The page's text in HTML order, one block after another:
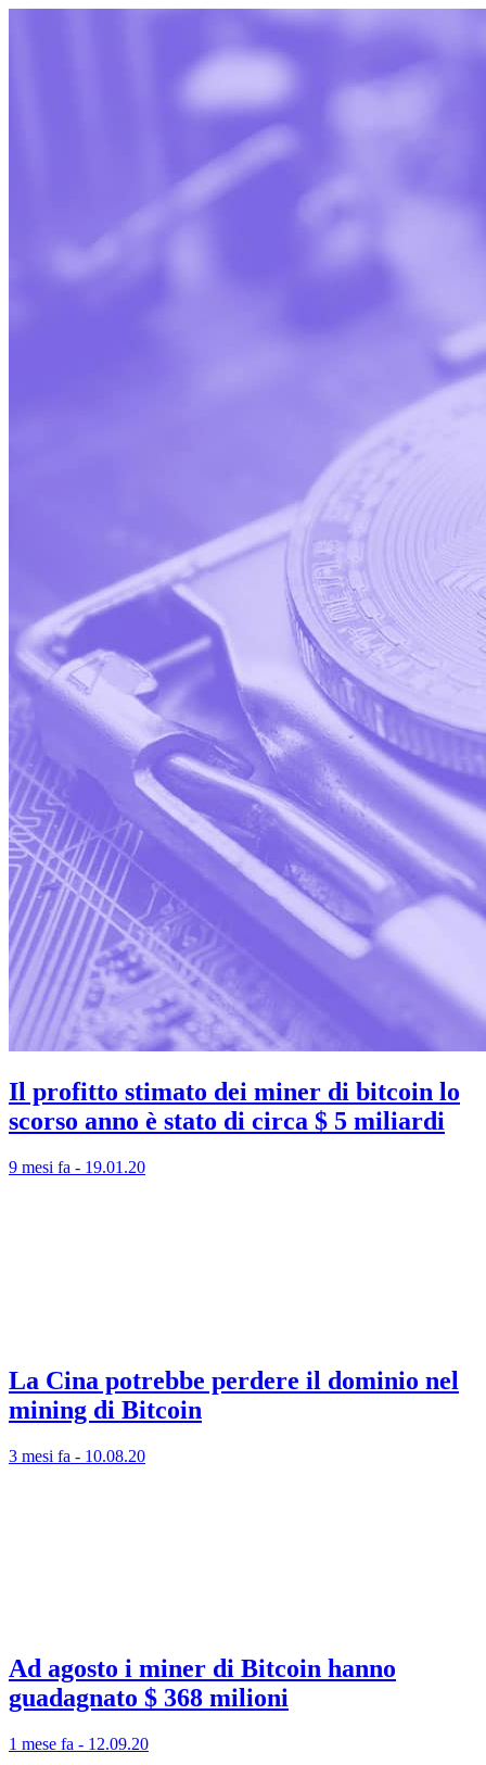
Il profitto stimato dei miner di bitcoin lo
scorso anno è stato di circa $ 5 miliardi
9 mesi fa - 19.01.20
La Cina potrebbe perdere il dominio nel
mining di Bitcoin
3 mesi fa - 10.08.20
Ad agosto i miner di Bitcoin hanno
guadagnato $ 368 milioni
1 mese fa - 12.09.20